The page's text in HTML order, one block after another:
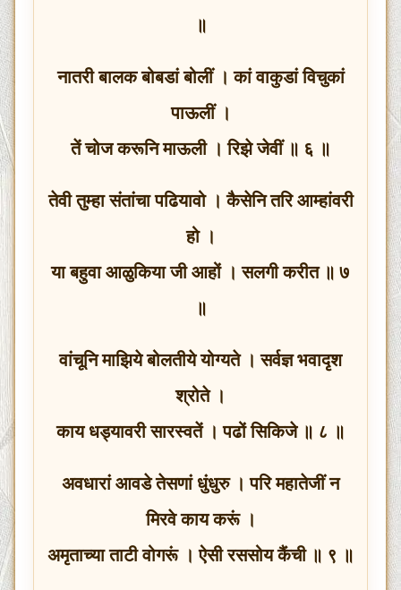
॥
नातरी बालक बोबडां बोलीं । कां वाकुडां विचुकां
पाऊलीं ।
तें चोज करूनि माऊली । रिझे जेवीं ॥ ६ ॥
तेवी तुम्हा संतांचा पढियावो । कैसेनि तरि आम्हांवरी
हो ।
या बहुवा आळुकिया जी आहों । सलगी करीत ॥ ७
॥
वांचूनि माझिये बोलतीये योग्यते । सर्वज्ञ भवादृश
श्रोते ।
काय धड्यावरी सारस्वतें । पढों सिकिजे ॥ ८ ॥
अवधारां आवडे तेसणां धुंधुरु । परि महातेजीं न
मिरवे काय करूं ।
अमृताच्या ताटी वोगरूं । ऐसी रससोय कैंची ॥ ९ ॥